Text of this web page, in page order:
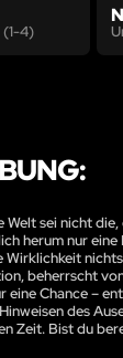
4)
sei nicht die,
herum nur
Wirklichkeit
beherrscht
eine Chance –
des
Zeit. Bist du